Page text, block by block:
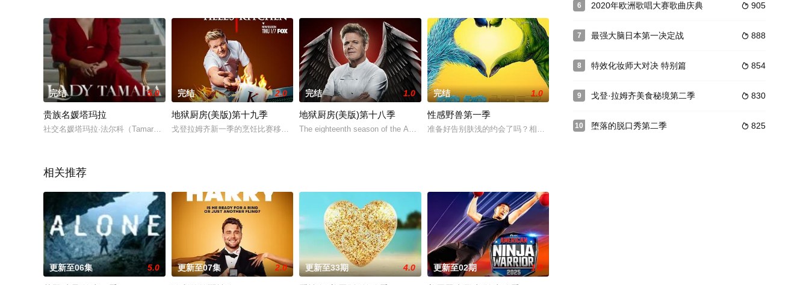
完结 5.0
贵族名媛塔玛拉
社交名媛塔玛拉·法尔科（Tamara Falcó）的迷人生活在这部真人秀系列中占据了中心位置，她平衡了工作、娱乐和她著名的家庭。
完结 2.0
地狱厨房(美版)第十九季
戈登拉姆齐新一季的烹饪比赛移师拉斯维加斯开始了，谁能笑到最后赢得终极大奖——戈登拉姆齐地狱厨房餐厅太浩湖店的主厨职位？
完结 1.0
地狱厨房(美版)第十八季
The eighteenth season of the American competitive reality television
完结 1.0
性感野兽第一季
准备好告别肤浅的约会了吗？相亲节目《兽兽相亲》打破了以往以貌取人的原则，利用不可思议的先进易容技
相关推荐
更新至06集 5.0 更新至07集 2.0 更新至33期 4.0 更新至02期 1.0
6  905
2020年欧洲歌唱大赛歌曲庆典
7  888
最强大脑日本第一决定战
8  854
特效化妆师大对决 特别篇
9  830
戈登·拉姆齐美食秘境第二季
10  825
堕落的脱口秀第二季